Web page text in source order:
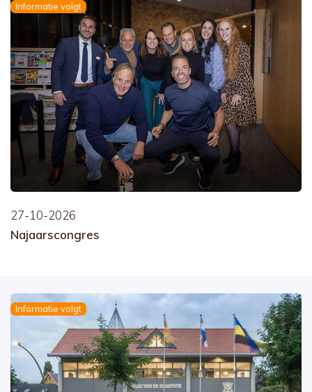
Informatie volgt
27-10-2026
Najaarscongres
Informatie volgt